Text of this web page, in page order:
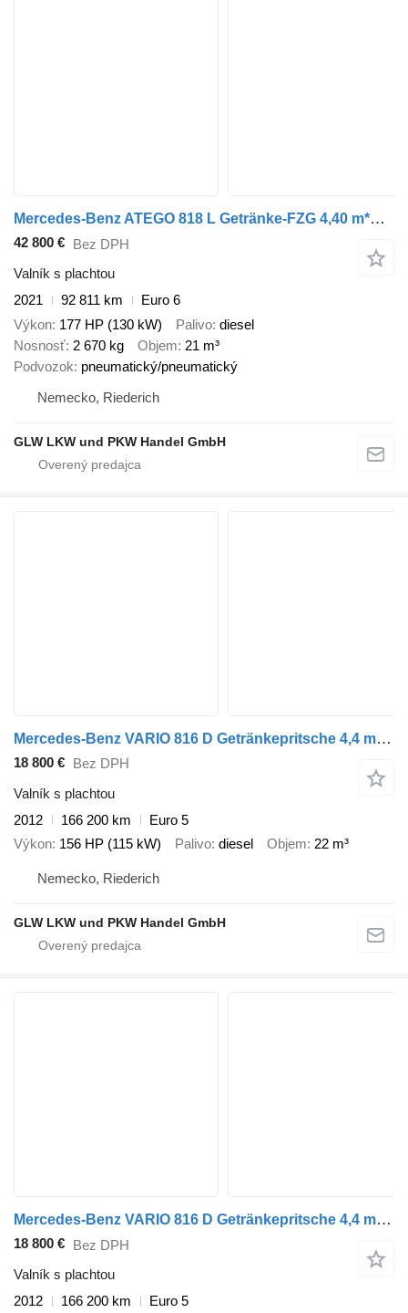
Mercedes-Benz ATEGO 818 L Getränke-FZG 4,40 m*AHK*Diff-Sperre
42 800 € Bez DPH
Valník s plachtou
2021
92 811 km
Euro 6
Výkon 177 HP (130 kW) Palivo diesel
Nosnosť 2 670 kg Objem 21 m³
Podvozok pneumatický/pneumatický
Nemecko, Riederich
GLW LKW und PKW Handel GmbH
Mercedes-Benz VARIO 816 D Getränkepritsche 4,4 m*Nutzlast 3,3T
18 800 € Bez DPH
Valník s plachtou
2012
166 200 km
Euro 5
Výkon 156 HP (115 kW) Palivo diesel Objem 22 m³
Nemecko, Riederich
GLW LKW und PKW Handel GmbH
Mercedes-Benz VARIO 816 D Getränkepritsche 4,4 m*Nutzlast 3,3T
18 800 € Bez DPH
Valník s plachtou
2012
166 200 km
Euro 5